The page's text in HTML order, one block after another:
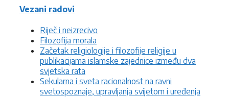
Vezani radovi
Riječ i neizrecivo
Filozofija morala
Začetak religiologije i filozofije religije u
publikacijama islamske zajednice između dva
svjetska rata
Sekularna i sveta racionalnost na ravni
svetospoznaje, upravljanja svijetom i uređenja